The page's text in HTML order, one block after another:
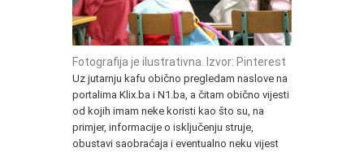
Fotografija je ilustrativna. Izvor: Pinterest
Uz jutarnju kafu obično pregledam naslove na
portalima Klix.ba i N1.ba, a čitam obično vijesti
od kojih imam neke koristi kao što su, na
primjer, informacije o isključenju struje,
obustavi saobraćaja i eventualno neku vijest